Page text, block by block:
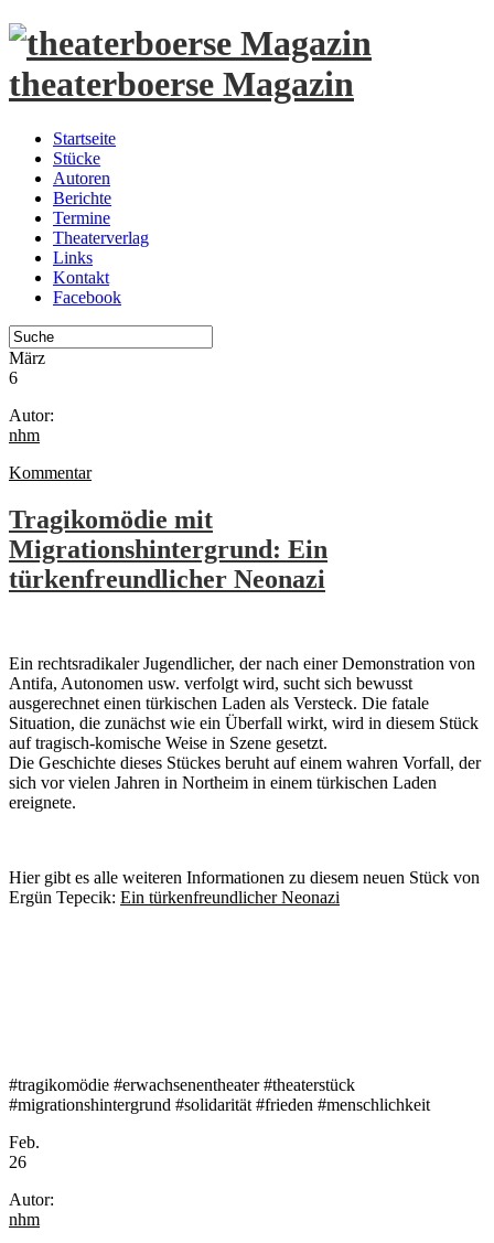
theaterboerse Magazin
Startseite
Stücke
Autoren
Berichte
Termine
Theaterverlag
Links
Kontakt
Facebook
März
6
Autor:
nhm
Kommentar
Tragikomödie mit
Migrationshintergrund: Ein
türkenfreundlicher Neonazi
Ein rechtsradikaler Jugendlicher, der nach einer Demonstration von
Antifa, Autonomen usw. verfolgt wird, sucht sich bewusst
ausgerechnet einen türkischen Laden als Versteck. Die fatale
Situation, die zunächst wie ein Überfall wirkt, wird in diesem Stück
auf tragisch-komische Weise in Szene gesetzt.
Die Geschichte dieses Stückes beruht auf einem wahren Vorfall, der
sich vor vielen Jahren in Northeim in einem türkischen Laden
ereignete.
Hier gibt es alle weiteren Informationen zu diesem neuen Stück von
Ergün Tepecik: Ein türkenfreundlicher Neonazi
#tragikomödie #erwachsenentheater #theaterstück
#migrationshintergrund #solidarität #frieden #menschlichkeit
Feb.
26
Autor:
nhm